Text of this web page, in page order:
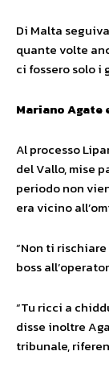
Di Malta
quante volte
ci fossero solo
Mariano Agate
Al processo
del Vallo, mise
periodo non
era vicino
“Non ti
boss
“Tu ricci a
disse inoltre
tribunale,